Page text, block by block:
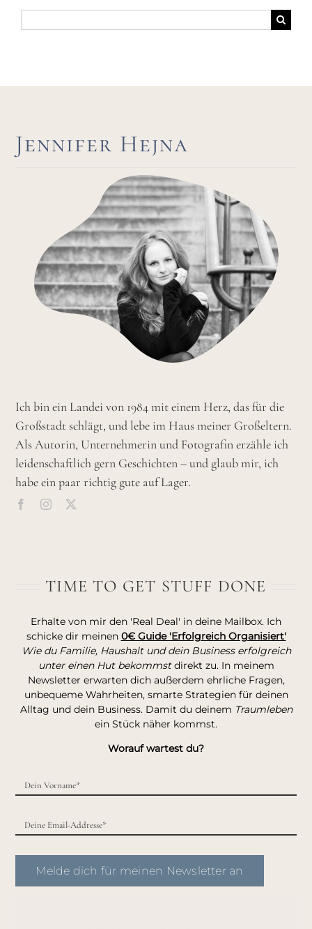
nach:
Jennifer Hejna
Ich bin ein Landei von 1984 mit einem Herz, das für die
Großstadt schlägt, und lebe im Haus meiner Großeltern.
Als Autorin, Unternehmerin und Fotografin erzähle ich
leidenschaftlich gern Geschichten – und glaub mir, ich
habe ein paar richtig gute auf Lager.
TIME TO GET STUFF DONE
Erhalte von mir den 'Real Deal' in deine Mailbox. Ich
schicke dir meinen 0€ Guide 'Erfolgreich Organisiert'
Wie du Familie, Haushalt und dein Business erfolgreich
unter einen Hut bekommstdirekt zu. In meinem
Newsletter erwarten dich außerdem ehrliche Fragen,
unbequeme Wahrheiten, smarte Strategien für deinen
Alltag und dein Business. Damit du deinem Traumleben
ein Stück näher kommst.
Worauf wartest du?
Melde dich für meinen Newsletter an